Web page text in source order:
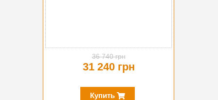
36 740 грн
31 240 грн
Купить